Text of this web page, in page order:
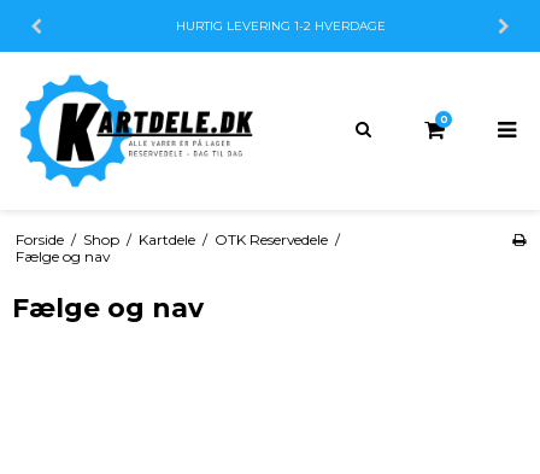
HURTIG LEVERING 1-2 HVERDAGE
0
Forside / Shop / Kartdele / OTK Reservedele /
Fælge og nav
Fælge og nav